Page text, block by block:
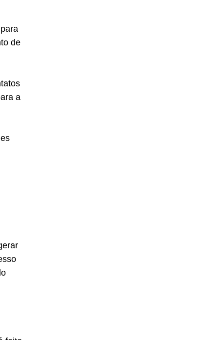
de
a